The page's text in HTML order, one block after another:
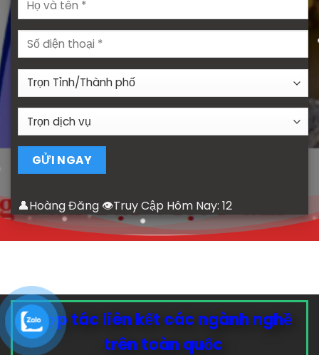
👤Hoàng Đăng 👁Truy Cập Hôm Nay: 12
Hợp tác liên kết các ngành nghề
trên toàn quốc